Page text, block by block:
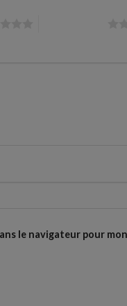
le navigateur pour